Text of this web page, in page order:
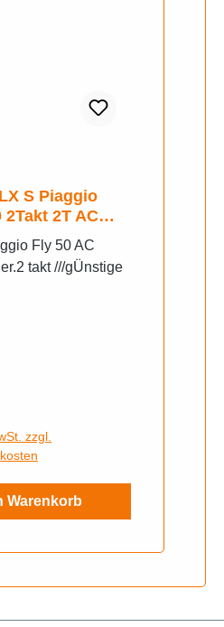
S Piaggio
2T AC
Fly 50 AC
takt ///gÜnstige
zzgl.
Warenkorb